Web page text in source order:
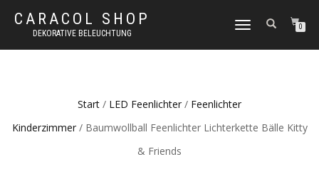
CARACOL SHOP
DEKORATIVE BELEUCHTUNG
NAVIGATION
0
Start / LED Feenlichter / Feenlichter
Kinderzimmer/ Baumwollball Feenlichter Lichterkette Bälle Kitty
& Friends